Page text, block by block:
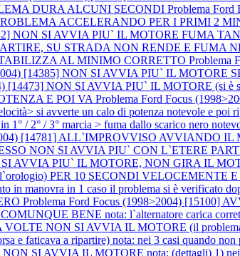
DURA ALCUNI SECONDI Problema
ACCELERANDO PER I PRIMI 2
NON SI AVVIA PIU` IL MOTORE FUMA
SU STRADA NON RENDE E FUMA
AL MINIMO CORRETTO Problema
[14385] NON SI AVVIA PIU` IL
[14473] NON SI AVVIA PIU` IL MOTORE (si è
E POI VA Problema Ford Focus
si avverte un calo di potenza notevole e
1° / 2° / 3° marcia > fuma dallo scarico nero
[14781] ALL`IMPROVVISO
NON SI AVVIA PIU` CON L`ETERE
SI AVVIA PIU` IL MOTORE, NON GIRA IL
PER 10 SECONDI VELOCEMENTE
in manovra in 1 caso il problema si è verificato
Problema Ford Focus (1998>2004) [15100]
BENE nota: l`alternatore carica
VOLTE NON SI AVVIA IL MOTORE (il
e faticava a ripartire) nota: nei 3 casi quando
SI AVVIA IL MOTORE nota: (dettagli) 1) nei